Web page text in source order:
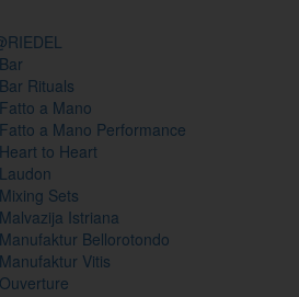
Rituals
a Mano
a Mano Performance
to Heart
Sets
Istriana
Bellorotondo
Vitis